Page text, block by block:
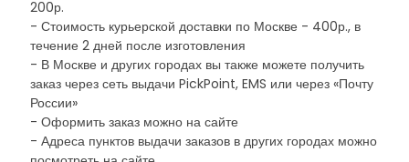
200р.
- Стоимость курьерской доставки по Москве - 400р., в
течение 2 дней после изготовления
- В Москве и других городах вы также можете получить
заказ через сеть выдачи PickPoint, EMS или через «Почту
России»
- Оформить заказ можно на сайте
- Адреса пунктов выдачи заказов в других городах можно